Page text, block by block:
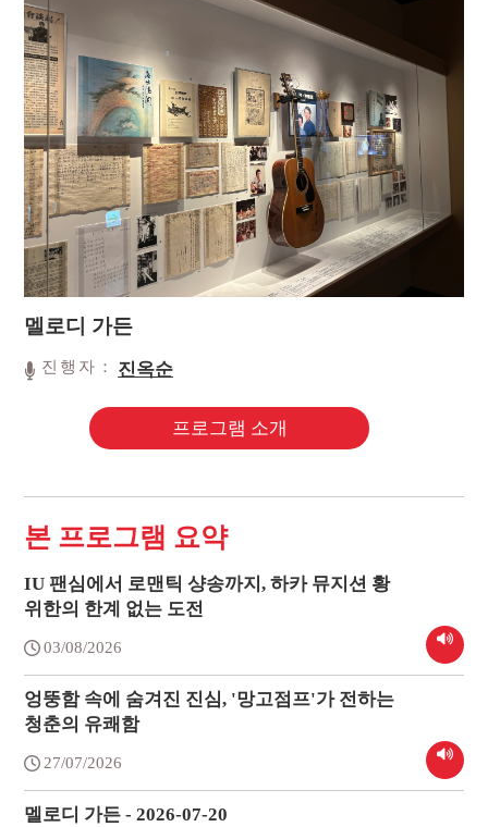
멜로디 가든
진행자： 진옥순
프로그램 소개
본 프로그램 요약
IU 팬심에서 로맨틱 샹송까지, 하카 뮤지션 황
위한의 한계 없는 도전
03/08/2026
엉뚱함 속에 숨겨진 진심, '망고점프'가 전하는
청춘의 유쾌함
27/07/2026
멜로디 가든 - 2026-07-20